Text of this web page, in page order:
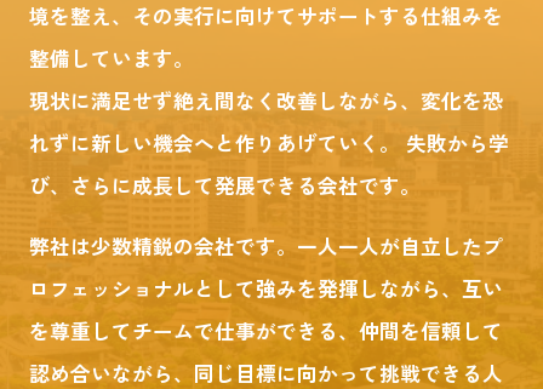
境を整え、その実行に向けてサポートする仕組みを
整備しています。
現状に満足せず絶え間なく改善しながら、変化を恐
れずに新しい機会へと作りあげていく。 失敗から学
び、さらに成長して発展できる会社です。
弊社は少数精鋭の会社です。一人一人が自立したプ
ロフェッショナルとして強みを発揮しながら、互い
を尊重してチームで仕事ができる、仲間を信頼して
認め合いながら、同じ目標に向かって挑戦できる人